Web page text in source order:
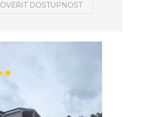
OVĚŘIT DOSTUPNOST